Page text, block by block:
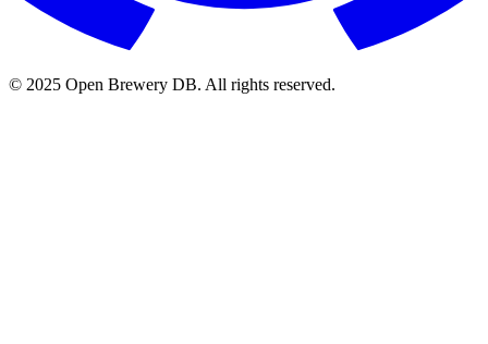
© 2025 Open Brewery DB. All rights reserved.